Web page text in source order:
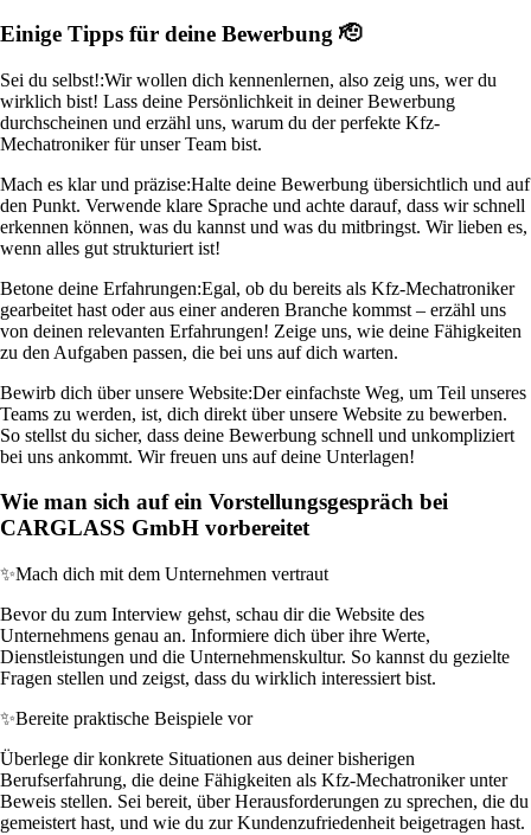
Einige Tipps für deine Bewerbung 🫡
Sei du selbst!:Wir wollen dich kennenlernen, also zeig uns, wer du
wirklich bist! Lass deine Persönlichkeit in deiner Bewerbung
durchscheinen und erzähl uns, warum du der perfekte Kfz-
Mechatroniker für unser Team bist.
Mach es klar und präzise:Halte deine Bewerbung übersichtlich und auf
den Punkt. Verwende klare Sprache und achte darauf, dass wir schnell
erkennen können, was du kannst und was du mitbringst. Wir lieben es,
wenn alles gut strukturiert ist!
Betone deine Erfahrungen:Egal, ob du bereits als Kfz-Mechatroniker
gearbeitet hast oder aus einer anderen Branche kommst – erzähl uns
von deinen relevanten Erfahrungen! Zeige uns, wie deine Fähigkeiten
zu den Aufgaben passen, die bei uns auf dich warten.
Bewirb dich über unsere Website:Der einfachste Weg, um Teil unseres
Teams zu werden, ist, dich direkt über unsere Website zu bewerben.
So stellst du sicher, dass deine Bewerbung schnell und unkompliziert
bei uns ankommt. Wir freuen uns auf deine Unterlagen!
Wie man sich auf ein Vorstellungsgespräch bei
CARGLASS GmbH vorbereitet
✨Mach dich mit dem Unternehmen vertraut
Bevor du zum Interview gehst, schau dir die Website des
Unternehmens genau an. Informiere dich über ihre Werte,
Dienstleistungen und die Unternehmenskultur. So kannst du gezielte
Fragen stellen und zeigst, dass du wirklich interessiert bist.
✨Bereite praktische Beispiele vor
Überlege dir konkrete Situationen aus deiner bisherigen
Berufserfahrung, die deine Fähigkeiten als Kfz-Mechatroniker unter
Beweis stellen. Sei bereit, über Herausforderungen zu sprechen, die du
gemeistert hast, und wie du zur Kundenzufriedenheit beigetragen hast.